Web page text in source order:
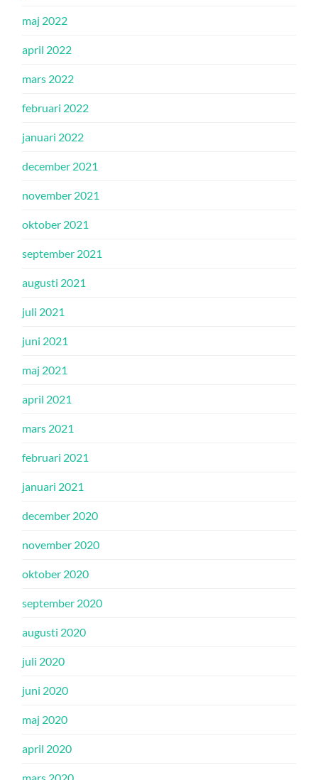
maj 2022
april 2022
mars 2022
februari 2022
januari 2022
december 2021
november 2021
oktober 2021
september 2021
augusti 2021
juli 2021
juni 2021
maj 2021
april 2021
mars 2021
februari 2021
januari 2021
december 2020
november 2020
oktober 2020
september 2020
augusti 2020
juli 2020
juni 2020
maj 2020
april 2020